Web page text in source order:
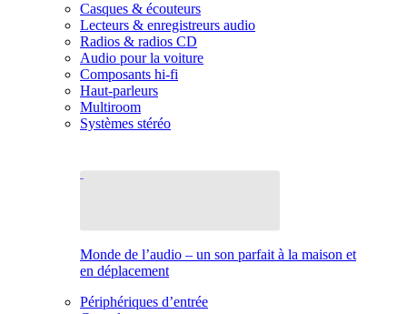
Casques & écouteurs
Lecteurs & enregistreurs audio
Radios & radios CD
Audio pour la voiture
Composants hi-fi
Haut-parleurs
Multiroom
Systèmes stéréo
Monde de l’audio – un son parfait à la maison et
en déplacement
Périphériques d’entrée